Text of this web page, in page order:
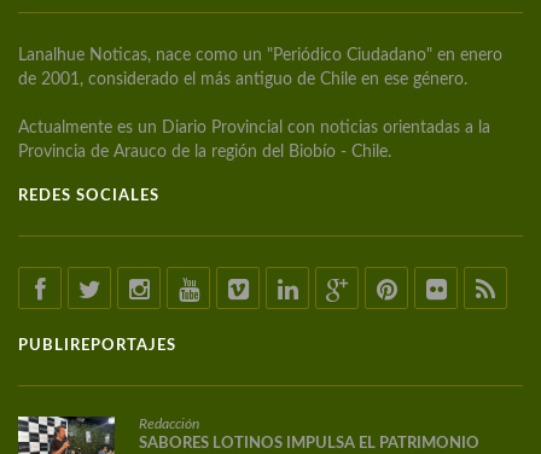
Lanalhue Noticas, nace como un "Periódico Ciudadano" en enero
de 2001, considerado el más antiguo de Chile en ese género.
Actualmente es un Diario Provincial con noticias orientadas a la
Provincia de Arauco de la región del Biobío - Chile.
REDES SOCIALES
PUBLIREPORTAJES
Redacción
SABORES LOTINOS IMPULSA EL PATRIMONIO